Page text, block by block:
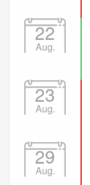
22
Aug.
23
Aug.
29
Aug.